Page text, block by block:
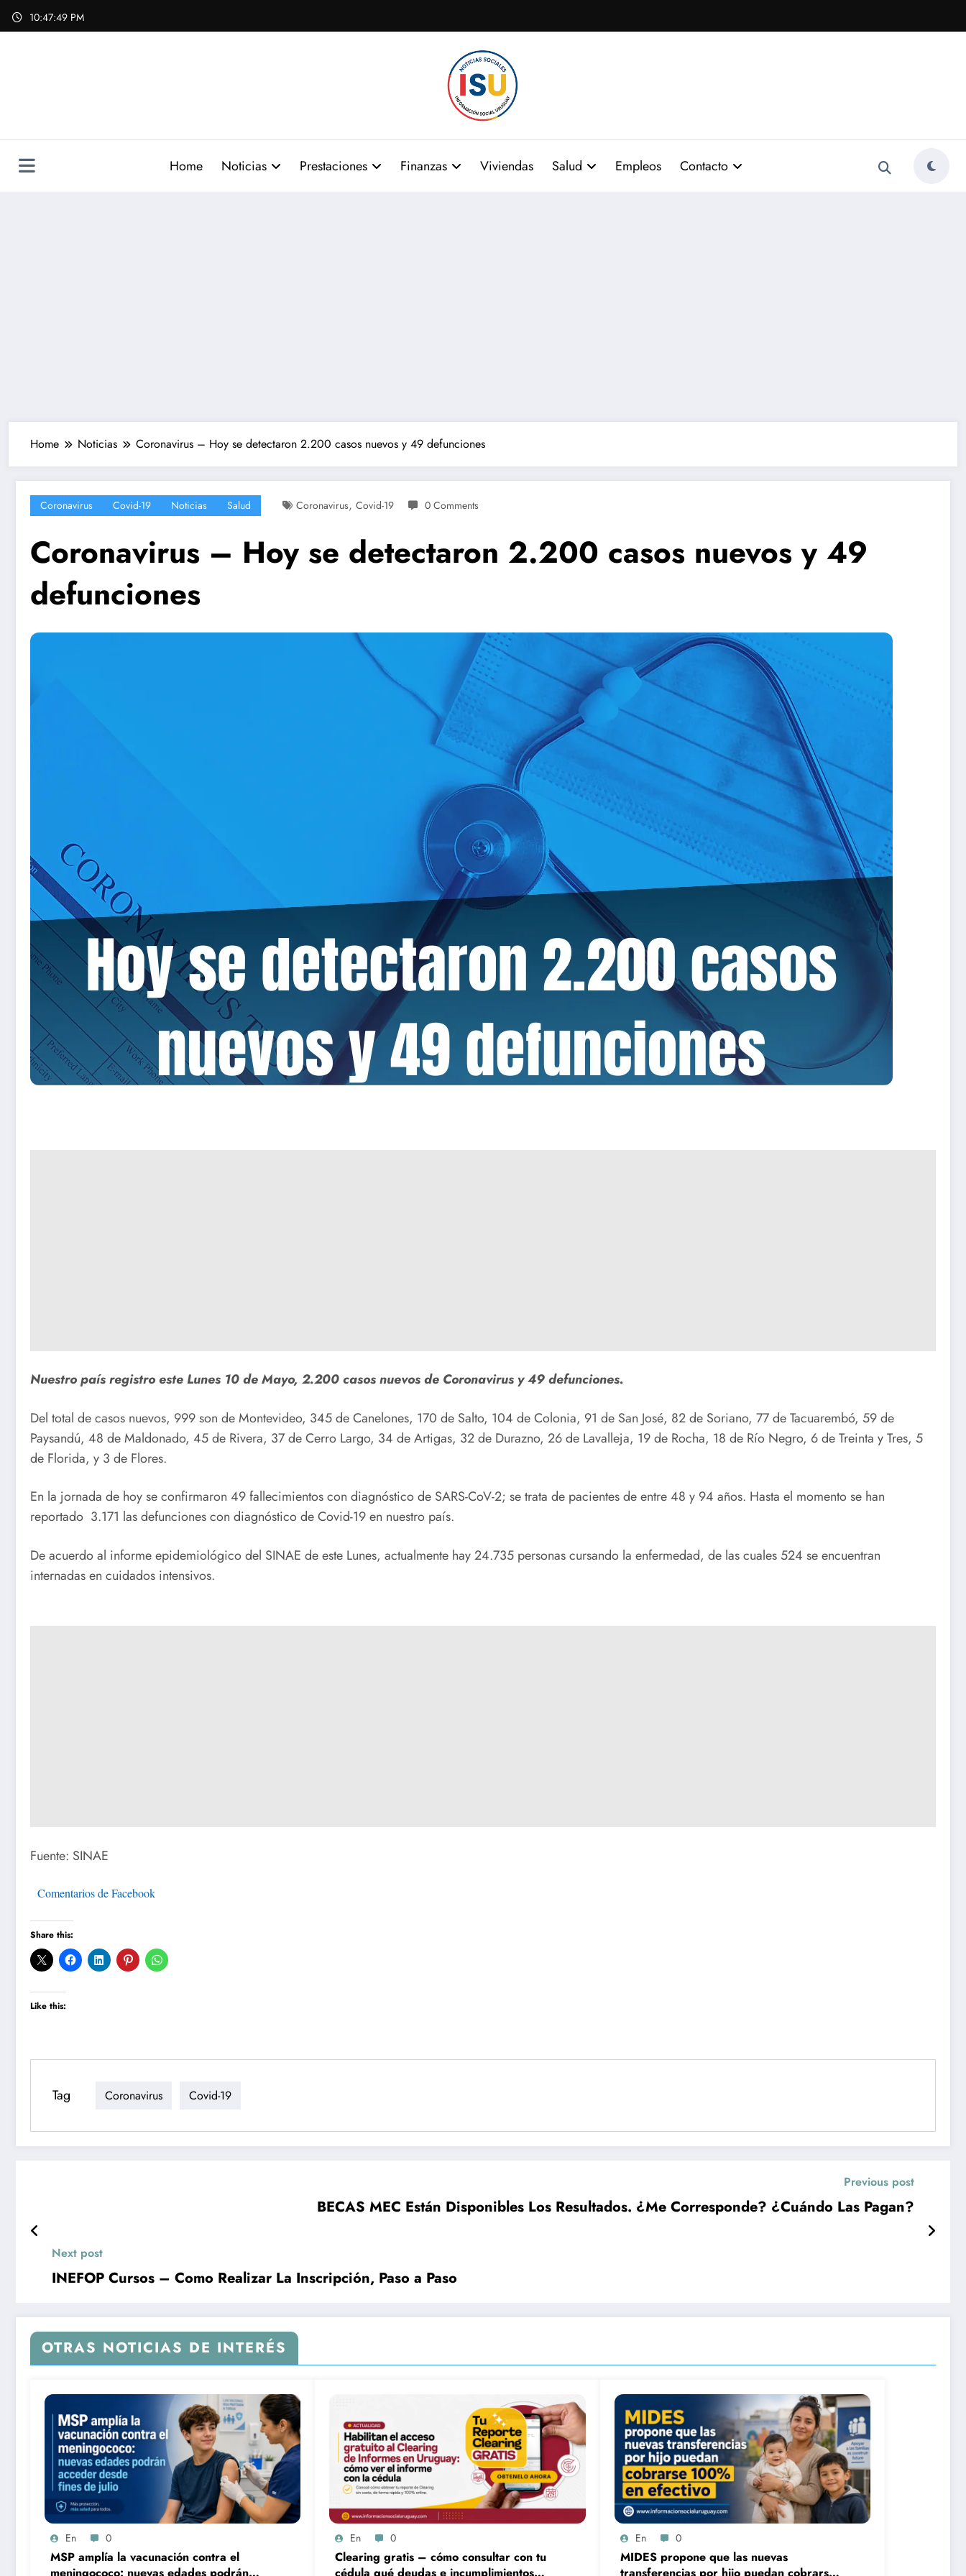
Skip
10:47:50 PM
Home Noticias Prestaciones Finanzas Viviendas Salud Empleos Contacto
Home Noticias Coronavirus – Hoy se detectaron 2.200 casos nuevos y 49 defunciones
Coronavirus Covid-19 Noticias Salud Coronavirus, Covid-19 0 Comments
Coronavirus – Hoy se detectaron 2.200 casos nuevos y 49
defunciones
Nuestro país registro este Lunes 10 de Mayo, 2.200 casos nuevos de Coronavirus y 49 defunciones.
Del total de casos nuevos, 999 son de Montevideo, 345 de Canelones, 170 de Salto, 104 de Colonia, 91 de San José, 82 de Soriano, 77 de Tacuarembó, 59 de
Paysandú, 48 de Maldonado, 45 de Rivera, 37 de Cerro Largo, 34 de Artigas, 32 de Durazno, 26 de Lavalleja, 19 de Rocha, 18 de Río Negro, 6 de Treinta y Tres, 5
de Florida, y 3 de Flores.
En la jornada de hoy se confirmaron 49 fallecimientos con diagnóstico de SARS-CoV-2; se trata de pacientes de entre 48 y 94 años. Hasta el momento se han
reportado 3.171 las defunciones con diagnóstico de Covid-19 en nuestro país.
De acuerdo al informe epidemiológico del SINAE de este Lunes, actualmente hay 24.735 personas cursando la enfermedad, de las cuales 524 se encuentran
internadas en cuidados intensivos.
Fuente: SINAE
Comentarios de Facebook
Share this:
Like this:
Tag Coronavirus Covid-19
Previous post
BECAS MEC Están Disponibles Los Resultados. ¿Me Corresponde? ¿Cuándo Las Pagan?
Next post
INEFOP Cursos – Como Realizar La Inscripción, Paso a Paso
OTRAS NOTICIAS DE INTERÉS
En 0
MSP amplía la vacunación contra el
En 0
Clearing gratis – cómo consultar con tu
En 0
MIDES propone que las nuevas